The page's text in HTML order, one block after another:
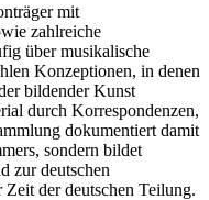
mit
zahlreiche
über musikalische
Konzeptionen, in denen
bildender Kunst
durch Korrespondenzen,
dokumentiert damit
sondern bildet
zur deutschen
der deutschen Teilung.